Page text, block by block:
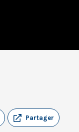
Partager